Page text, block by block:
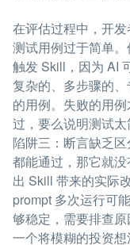
在评估过程中，开
测试用例过于简单。
触发 Skill，因为 AI
复杂的、多步骤的
的用例。失败的用
过，要么说明测试太
陷阱三：断言缺乏
都能通过，那它就
出 Skill 带来的实际
prompt 多次运行可
够稳定，需要排查
一个将模糊的投资